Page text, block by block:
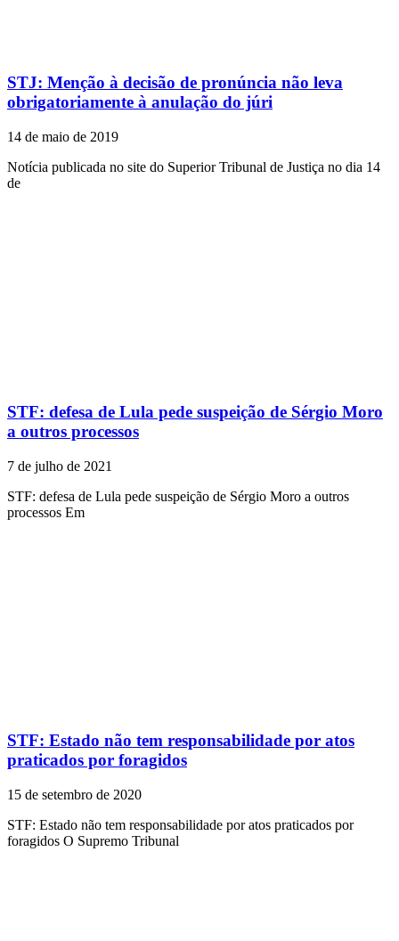
STJ: Menção à decisão de pronúncia não leva
obrigatoriamente à anulação do júri
14 de maio de 2019
Notícia publicada no site do Superior Tribunal de Justiça no dia 14
de
STF: defesa de Lula pede suspeição de Sérgio Moro
a outros processos
7 de julho de 2021
STF: defesa de Lula pede suspeição de Sérgio Moro a outros
processos Em
STF: Estado não tem responsabilidade por atos
praticados por foragidos
15 de setembro de 2020
STF: Estado não tem responsabilidade por atos praticados por
foragidos O Supremo Tribunal